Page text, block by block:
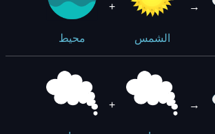
محيط
+
الشمس
→
+ →